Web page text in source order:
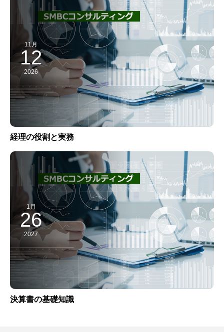
11月
12
2026
経理の役割と実務
1月
26
2027
決算書の基礎知識